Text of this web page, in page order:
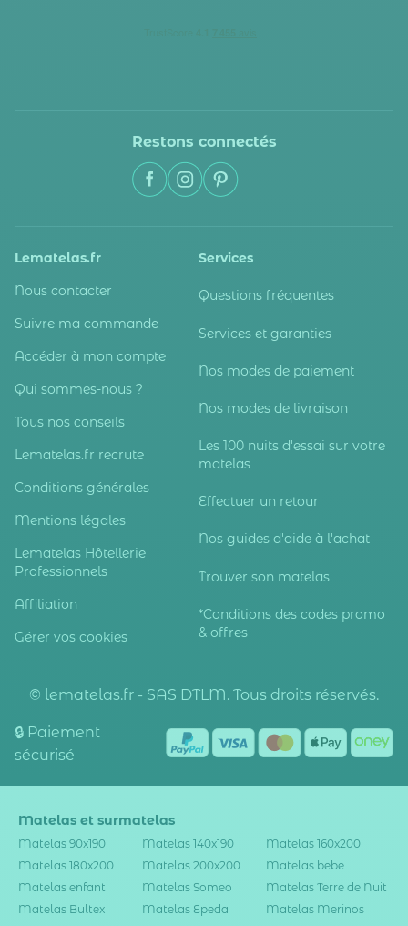
Restons connectés
Lematelas.fr
Nous contacter
Suivre ma commande
Accéder à mon compte
Qui sommes-nous ?
Tous nos conseils
Lematelas.fr recrute
Conditions générales
Mentions légales
Lematelas Hôtellerie
Professionnels
Affiliation
Gérer vos cookies
Services
Questions fréquentes
Services et garanties
Nos modes de paiement
Nos modes de livraison
Les 100 nuits d'essai sur votre
matelas
Effectuer un retour
Nos guides d'aide à l'achat
Trouver son matelas
*Conditions des codes promo
& offres
© lematelas.fr - SAS DTLM. Tous droits réservés.
🔒 Paiement
sécurisé
Matelas et surmatelas
Matelas 90x190 Matelas 140x190
Matelas 160x200
Matelas 180x200
Matelas 200x200
Matelas bebe
Matelas enfant
Matelas Someo
Matelas Terre de Nuit
Matelas Bultex
Matelas Epeda
Matelas Merinos